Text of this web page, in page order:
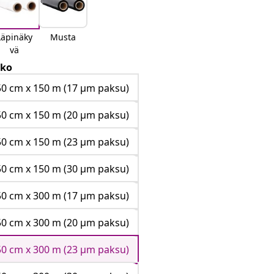
vä
Musta
cm x 150 m (17 μm paksu)
cm x 150 m (20 μm paksu)
cm x 150 m (23 μm paksu)
cm x 150 m (30 μm paksu)
cm x 300 m (17 μm paksu)
cm x 300 m (20 μm paksu)
cm x 300 m (23 μm paksu)